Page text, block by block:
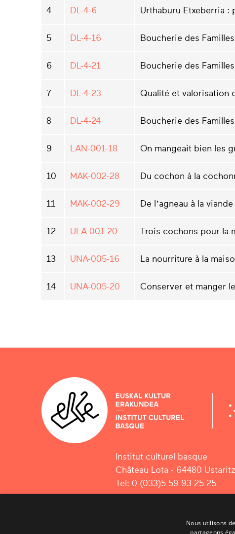
4 DL-4-6 Urthaburu Etxeberria :
5 DL-4-16 Boucherie des
6 DL-4-21 Boucherie des
7 DL-4-23 Qualité et valorisation
8 DL-4-24 Boucherie des
9 LAN-001-18 On mangeait bien les
10 MAK-002-28 Du cochon à la
11 MAK-002-29 De l’agneau à la viande
12 ULA-001-20 Trois cochons pour la
13 UNA-005-16 La nourriture à la
14 UNA-005-20 Conserver et manger
Institut culturel basque
Château Lota - 64480 Ustaritz
Tel: 0 (033)5 59 93 25 25
Nous utilisons
partageons